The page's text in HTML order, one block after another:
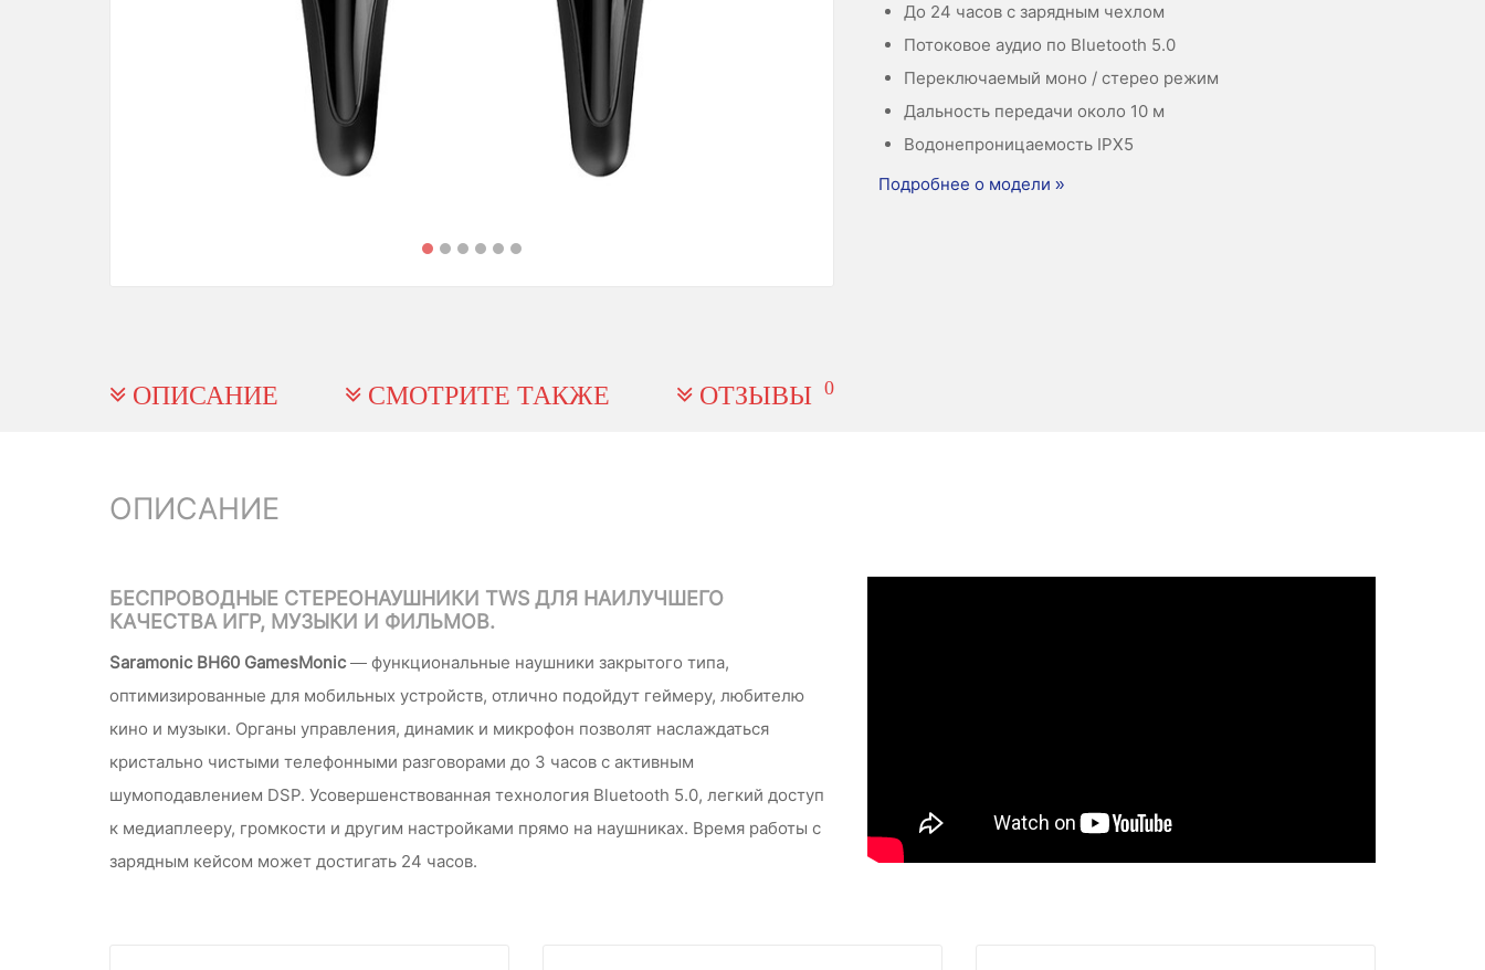
До 24 часов с зарядным чехлом
Потоковое аудио по Bluetooth 5.0
Переключаемый моно / стерео режим
Дальность передачи около 10 м
Водонепроницаемость IPX5
Подробнее о модели »
ОПИСАНИЕ СМОТРИТЕ ТАКЖЕ ОТЗЫВЫ 0
ОПИСАНИЕ
БЕСПРОВОДНЫЕ СТЕРЕОНАУШНИКИ TWS ДЛЯ НАИЛУЧШЕГО
КАЧЕСТВА ИГР, МУЗЫКИ И ФИЛЬМОВ.
Saramonic BH60 GamesMonic— функциональные наушники закрытого типа,
оптимизированные для мобильных устройств, отлично подойдут геймеру, любителю
кино и музыки. Органы управления, динамик и микрофон позволят наслаждаться
кристально чистыми телефонными разговорами до 3 часов с активным
шумоподавлением DSP. Усовершенствованная технология Bluetooth 5.0, легкий доступ
к медиаплееру, громкости и другим настройками прямо на наушниках. Время работы с
зарядным кейсом может достигать 24 часов.